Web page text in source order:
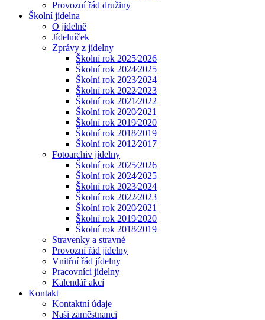
Provozní řád družiny
Školní jídelna
O jídelně
Jídelníček
Zprávy z jídelny
Školní rok 2025⁄2026
Školní rok 2024⁄2025
Školní rok 2023⁄2024
Školní rok 2022⁄2023
Školní rok 2021⁄2022
Školní rok 2020⁄2021
Školní rok 2019⁄2020
Školní rok 2018⁄2019
Školní rok 2012⁄2017
Fotoarchiv jídelny
Školní rok 2025⁄2026
Školní rok 2024⁄2025
Školní rok 2023⁄2024
Školní rok 2022⁄2023
Školní rok 2020⁄2021
Školní rok 2019⁄2020
Školní rok 2018⁄2019
Stravenky a stravné
Provozní řád jídelny
Vnitřní řád jídelny
Pracovníci jídelny
Kalendář akcí
Kontakt
Kontaktní údaje
Naši zaměstnanci